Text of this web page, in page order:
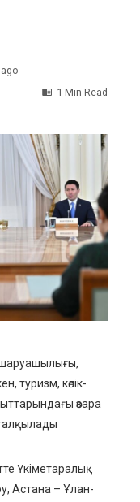
1 Min Read
шаруашылығы,
туризм, көлік-
өзара
талқылады
Үкіметаралық
Астана – Ұлан-